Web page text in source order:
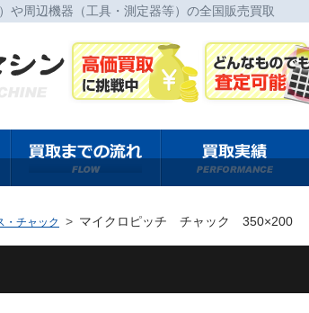
や周辺機器（工具・測定器等）の全国販売買取
・チャック マイクロピッチ チャック 350×200